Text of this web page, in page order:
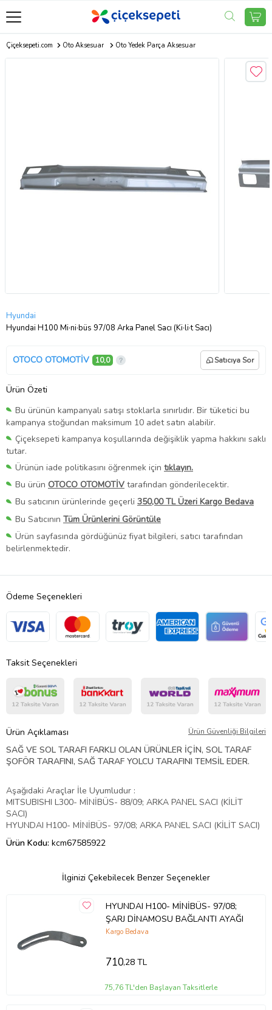
Çiçeksepeti.com Oto Aksesuar Oto Yedek Parça Aksesuar
Hyundai
Hyundai H100 Mi·ni·büs 97/08 Arka Panel Sacı (Ki·li·t Sacı)
OTOCO OTOMOTİV 10,0 Satıcıya Sor
Ürün Özeti
Bu ürünün kampanyalı satışı stoklarla sınırlıdır. Bir tüketici bu
kampanya stoğundan maksimum 10 adet satın alabilir.
Çiçeksepeti kampanya koşullarında değişiklik yapma hakkını saklı
tutar.
Ürünün iade politikasını öğrenmek için tıklayın.
Bu ürün OTOCO OTOMOTİV tarafından gönderilecektir.
Bu satıcının ürünlerinde geçerli 350,00 TL Üzeri Kargo Bedava
Bu Satıcının Tüm Ürünlerini Görüntüle
Ürün sayfasında gördüğünüz fiyat bilgileri, satıcı tarafından
belirlenmektedir.
Ödeme Seçenekleri
Taksit Seçenekleri
Ürün Açıklaması Ürün Güvenliği Bilgileri
SAĞ VE SOL TARAFI FARKLI OLAN ÜRÜNLER İÇİN, SOL TARAF
ŞOFÖR TARAFINI, SAĞ TARAF YOLCU TARAFINI TEMSİL EDER.
Aşağıdaki Araçlar İle Uyumludur :
MITSUBISHI L300- MİNİBÜS- 88/09; ARKA PANEL SACI (KİLİT
SACI)
HYUNDAI H100- MİNİBÜS- 97/08; ARKA PANEL SACI (KİLİT SACI)
Ürün Kodu: kcm67585922
İlginizi Çekebilecek Benzer Seçenekler
HYUNDAI H100- MİNİBÜS- 97/08;
ŞARJ DİNAMOSU BAĞLANTI AYAĞI
Kargo Bedava
710,28 TL
75,76 TL'den Başlayan Taksitlerle